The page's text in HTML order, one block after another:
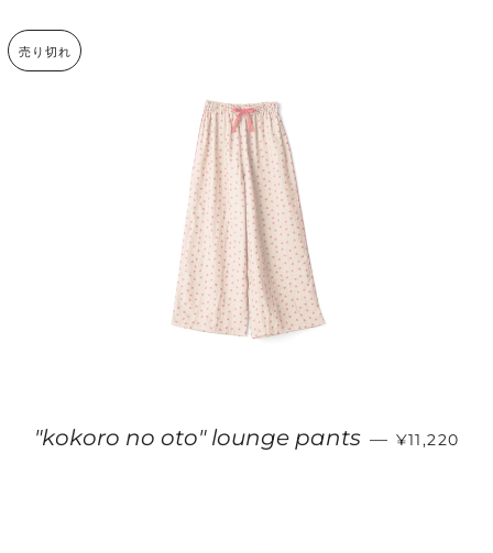
売り切れ
"kokoro no oto" lounge pants — 通常価格
¥11,220